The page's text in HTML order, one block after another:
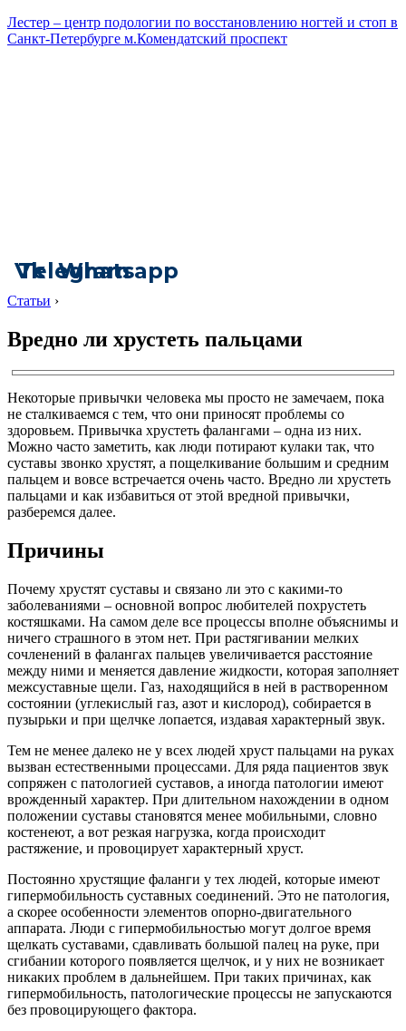
Лестер – центр подологии по восстановлению ногтей и стоп в
Санкт-Петербурге м.Комендатский проспект
Vk
Telegram
Whatsapp
Статьи ›
Вредно ли хрустеть пальцами
Некоторые привычки человека мы просто не замечаем, пока
не сталкиваемся с тем, что они приносят проблемы со
здоровьем. Привычка хрустеть фалангами – одна из них.
Можно часто заметить, как люди потирают кулаки так, что
суставы звонко хрустят, а пощелкивание большим и средним
пальцем и вовсе встречается очень часто. Вредно ли хрустеть
пальцами и как избавиться от этой вредной привычки,
разберемся далее.
Причины
Почему хрустят суставы и связано ли это с какими-то
заболеваниями – основной вопрос любителей похрустеть
костяшками. На самом деле все процессы вполне объяснимы и
ничего страшного в этом нет. При растягивании мелких
сочленений в фалангах пальцев увеличивается расстояние
между ними и меняется давление жидкости, которая заполняет
межсуставные щели. Газ, находящийся в ней в растворенном
состоянии (углекислый газ, азот и кислород), собирается в
пузырьки и при щелчке лопается, издавая характерный звук.
Тем не менее далеко не у всех людей хруст пальцами на руках
вызван естественными процессами. Для ряда пациентов звук
сопряжен с патологией суставов, а иногда патологии имеют
врожденный характер. При длительном нахождении в одном
положении суставы становятся менее мобильными, словно
костенеют, а вот резкая нагрузка, когда происходит
растяжение, и провоцирует характерный хруст.
Постоянно хрустящие фаланги у тех людей, которые имеют
гипермобильность суставных соединений. Это не патология,
а скорее особенности элементов опорно-двигательного
аппарата. Люди с гипермобильностью могут долгое время
щелкать суставами, сдавливать большой палец на руке, при
сгибании которого появляется щелчок, и у них не возникает
никаких проблем в дальнейшем. При таких причинах, как
гипермобильность, патологические процессы не запускаются
без провоцирующего фактора.